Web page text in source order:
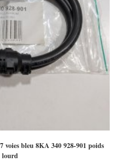
voies bleu 8KA 340 928-901 poids
lourd